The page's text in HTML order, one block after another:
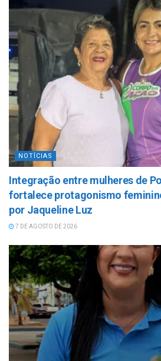
NOTÍCIAS
Integração entre mulheres de
fortalece protagonismo
por Jaqueline Luz
7 DE AGOSTO DE 2026